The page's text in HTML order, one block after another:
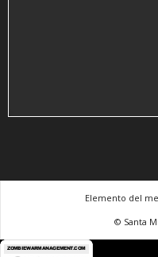
Elemento del
© Santa